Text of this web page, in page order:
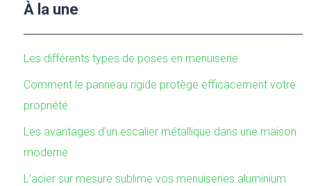
À la une
Les différents types de poses en menuiserie
Comment le panneau rigide protège efficacement votre
propriété
Les avantages d’un escalier métallique dans une maison
moderne
L’acier sur mesure sublime vos menuiseries aluminium